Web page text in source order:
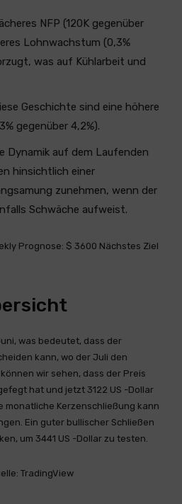
NFP (120K gegenüber
Lohnwachstum (0,3%
was auf Kühlarbeit und
Geschichte sind eine höhere
gegenüber 4,2%).
Dynamik auf dem Laufenden
hinsichtlich einer
zunehmen, wenn der
Schwäche aufweist.
Prognose: $ 3600 Nächstes Ziel
was bedeutet, dass der
kann, wo der Juli den
wir sehen, dass der Preis
hat und jetzt 3122 US -Dollar
monatliche Kerzenschließung kann
Ein guter bullischer Schließen
um 3441 US -Dollar zu testen.
TradingView